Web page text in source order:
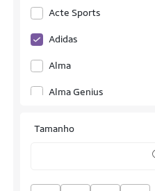
Acte Sports
Adidas
Alma
Alma Genius
Tamanho